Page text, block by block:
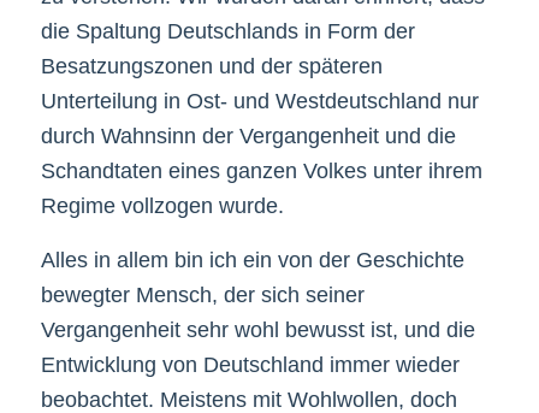
die Spaltung Deutschlands in Form der
Besatzungszonen und der späteren
Unterteilung in Ost- und Westdeutschland nur
durch Wahnsinn der Vergangenheit und die
Schandtaten eines ganzen Volkes unter ihrem
Regime vollzogen wurde.
Alles in allem bin ich ein von der Geschichte
bewegter Mensch, der sich seiner
Vergangenheit sehr wohl bewusst ist, und die
Entwicklung von Deutschland immer wieder
beobachtet. Meistens mit Wohlwollen, doch